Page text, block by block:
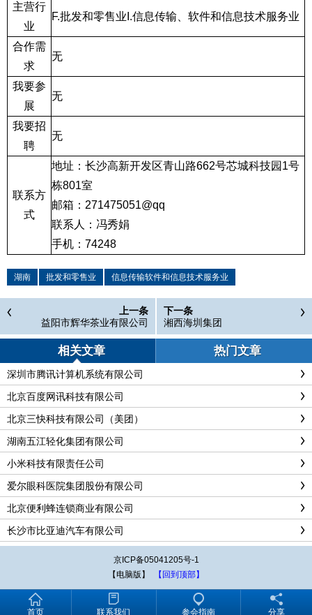
主营行
业
F.批发和零售业 I.信息传输、软件和信息技术服务业
合作需
求
无
我要参
展
无
我要招
聘
无
联系方
式
地址： 长沙高新开发区青山路662号芯城科技园 1号
栋801室
邮箱： 271475051@qq
联系人：冯秀娟
手机： 74248
湖南 批发和零售业 信息传输软件和信息技术服务业
上一条
益阳市辉华茶业有限公司
下一条
湘西海圳集团
相关文章 热门文章
深圳市腾讯计算机系统有限公司
北京百度网讯科技有限公司
北京三快科技有限公司（美团）
湖南五江轻化集团有限公司
小米科技有限责任公司
爱尔眼科医院集团股份有限公司
北京便利蜂连锁商业有限公司
长沙市比亚迪汽车有限公司
京ICP备05041205号-1
【电脑版】
【回到顶部】
首页 联系我们 参会指南 分享